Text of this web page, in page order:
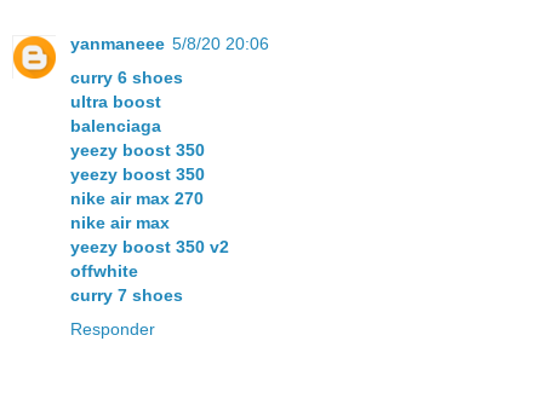
yanmaneee 5/8/20 20:06
curry 6 shoes
ultra boost
balenciaga
yeezy boost 350
yeezy boost 350
nike air max 270
nike air max
yeezy boost 350 v2
offwhite
curry 7 shoes
Responder